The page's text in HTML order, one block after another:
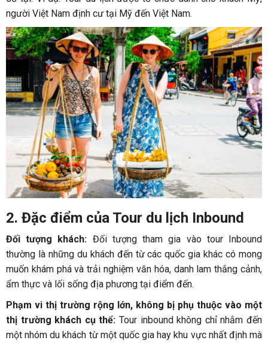
người Việt Nam định cư tại Mỹ đến Việt Nam.
2. Đặc điểm của Tour du lịch Inbound
Đối tượng khách: Đối tượng tham gia vào tour Inbound
thường là những du khách đến từ các quốc gia khác có mong
muốn khám phá và trải nghiệm văn hóa, danh lam thắng cảnh,
ẩm thực và lối sống địa phương tại điểm đến.
Phạm vi thị trường rộng lớn, không bị phụ thuộc vào một
thị trường khách cụ thể: Tour inbound không chỉ nhắm đến
một nhóm du khách từ một quốc gia hay khu vực nhất định mà